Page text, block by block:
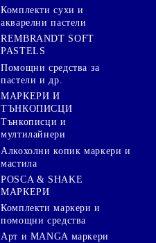
Комплекти сухи и
акварелни пастели
REMBRANDT SOFT
PASTELS
Помощни средства за
пастели и др.
МАРКЕРИ И
ТЪНКОПИСЦИ
Тънкописци и
мултилайнери
Алкохолни копик маркери и
мастила
POSCA & SHAKE
МАРКЕРИ
Комплекти маркери и
помощни средства
Арт и MANGA маркери